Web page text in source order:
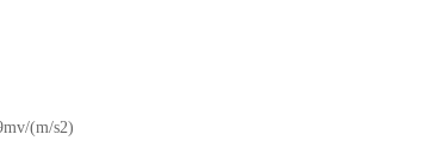
(m/s2)